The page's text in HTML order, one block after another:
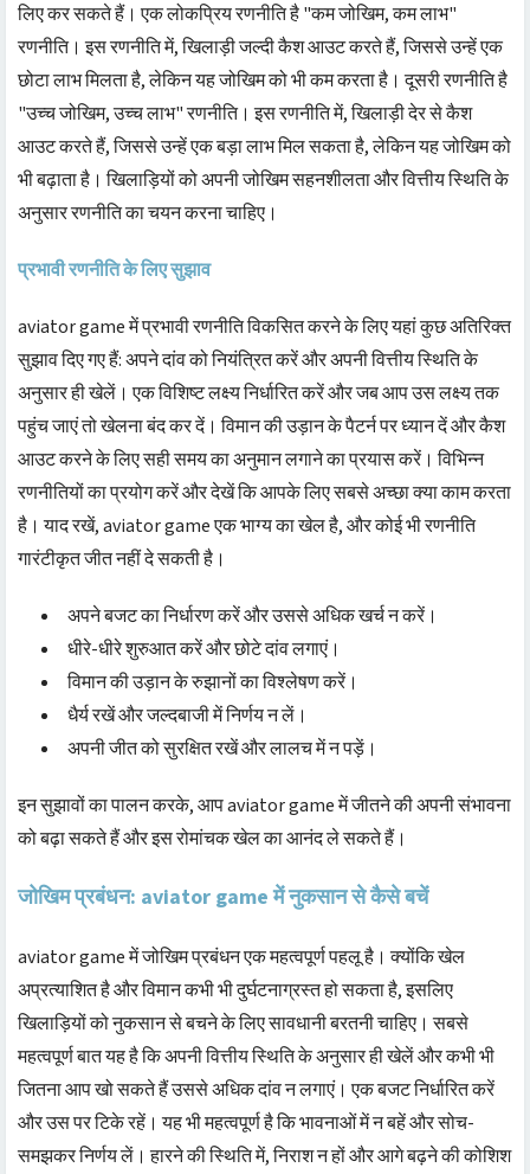
लिए कर सकते हैं। एक लोकप्रिय रणनीति है "कम जोखिम, कम लाभ"
रणनीति। इस रणनीति में, खिलाड़ी जल्दी कैश आउट करते हैं, जिससे उन्हें एक
छोटा लाभ मिलता है, लेकिन यह जोखिम को भी कम करता है। दूसरी रणनीति है
"उच्च जोखिम, उच्च लाभ" रणनीति। इस रणनीति में, खिलाड़ी देर से कैश
आउट करते हैं, जिससे उन्हें एक बड़ा लाभ मिल सकता है, लेकिन यह जोखिम को
भी बढ़ाता है। खिलाड़ियों को अपनी जोखिम सहनशीलता और वित्तीय स्थिति के
अनुसार रणनीति का चयन करना चाहिए।
प्रभावी रणनीति के लिए सुझाव
aviator game में प्रभावी रणनीति विकसित करने के लिए यहां कुछ अतिरिक्त
सुझाव दिए गए हैं: अपने दांव को नियंत्रित करें और अपनी वित्तीय स्थिति के
अनुसार ही खेलें। एक विशिष्ट लक्ष्य निर्धारित करें और जब आप उस लक्ष्य तक
पहुंच जाएं तो खेलना बंद कर दें। विमान की उड़ान के पैटर्न पर ध्यान दें और कैश
आउट करने के लिए सही समय का अनुमान लगाने का प्रयास करें। विभिन्न
रणनीतियों का प्रयोग करें और देखें कि आपके लिए सबसे अच्छा क्या काम करता
है। याद रखें, aviator game एक भाग्य का खेल है, और कोई भी रणनीति
गारंटीकृत जीत नहीं दे सकती है।
अपने बजट का निर्धारण करें और उससे अधिक खर्च न करें।
धीरे-धीरे शुरुआत करें और छोटे दांव लगाएं।
विमान की उड़ान के रुझानों का विश्लेषण करें।
धैर्य रखें और जल्दबाजी में निर्णय न लें।
अपनी जीत को सुरक्षित रखें और लालच में न पड़ें।
इन सुझावों का पालन करके, आप aviator game में जीतने की अपनी संभावना
को बढ़ा सकते हैं और इस रोमांचक खेल का आनंद ले सकते हैं।
जोखिम प्रबंधन: aviator game में नुकसान से कैसे बचें
aviator game में जोखिम प्रबंधन एक महत्वपूर्ण पहलू है। क्योंकि खेल
अप्रत्याशित है और विमान कभी भी दुर्घटनाग्रस्त हो सकता है, इसलिए
खिलाड़ियों को नुकसान से बचने के लिए सावधानी बरतनी चाहिए। सबसे
महत्वपूर्ण बात यह है कि अपनी वित्तीय स्थिति के अनुसार ही खेलें और कभी भी
जितना आप खो सकते हैं उससे अधिक दांव न लगाएं। एक बजट निर्धारित करें
और उस पर टिके रहें। यह भी महत्वपूर्ण है कि भावनाओं में न बहें और सोच-
समझकर निर्णय लें। हारने की स्थिति में, निराश न हों और आगे बढ़ने की कोशिश